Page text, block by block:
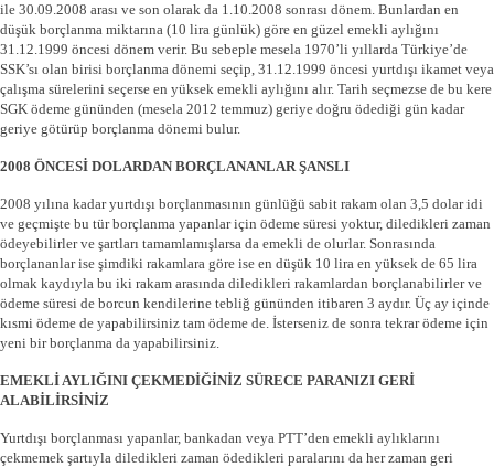
ile 30.09.2008 arası ve son olarak da 1.10.2008 sonrası dönem. Bunlardan en
düşük borçlanma miktarına (10 lira günlük) göre en güzel emekli aylığını
31.12.1999 öncesi dönem verir. Bu sebeple mesela 1970’li yıllarda Türkiye’de
SSK’sı olan birisi borçlanma dönemi seçip, 31.12.1999 öncesi yurtdışı ikamet veya
çalışma sürelerini seçerse en yüksek emekli aylığını alır. Tarih seçmezse de bu kere
SGK ödeme gününden (mesela 2012 temmuz) geriye doğru ödediği gün kadar
geriye götürüp borçlanma dönemi bulur.
2008 ÖNCESİ DOLARDAN BORÇLANANLAR ŞANSLI
2008 yılına kadar yurtdışı borçlanmasının günlüğü sabit rakam olan 3,5 dolar idi
ve geçmişte bu tür borçlanma yapanlar için ödeme süresi yoktur, diledikleri zaman
ödeyebilirler ve şartları tamamlamışlarsa da emekli de olurlar. Sonrasında
borçlananlar ise şimdiki rakamlara göre ise en düşük 10 lira en yüksek de 65 lira
olmak kaydıyla bu iki rakam arasında diledikleri rakamlardan borçlanabilirler ve
ödeme süresi de borcun kendilerine tebliğ gününden itibaren 3 aydır. Üç ay içinde
kısmi ödeme de yapabilirsiniz tam ödeme de. İsterseniz de sonra tekrar ödeme için
yeni bir borçlanma da yapabilirsiniz.
EMEKLİ AYLIĞINI ÇEKMEDİĞİNİZ SÜRECE PARANIZI GERİ
ALABİLİRSİNİZ
Yurtdışı borçlanması yapanlar, bankadan veya PTT’den emekli aylıklarını
çekmemek şartıyla diledikleri zaman ödedikleri paralarını da her zaman geri